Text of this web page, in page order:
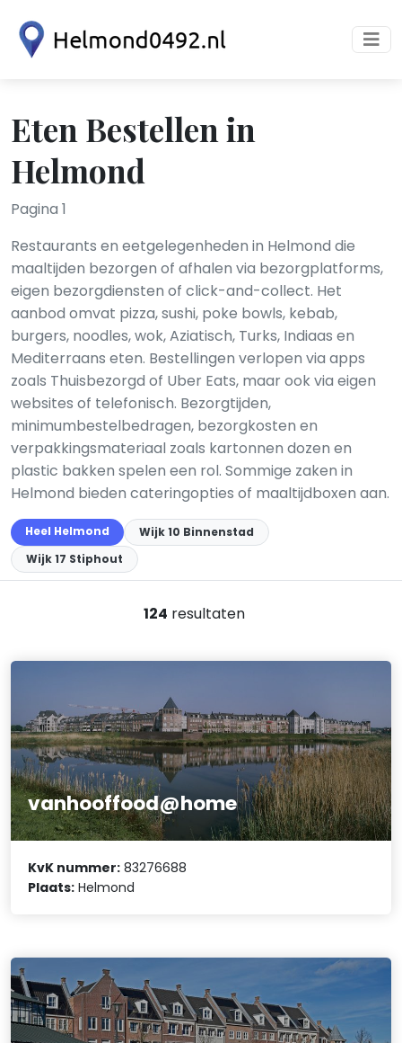
Eten Bestellen in
Helmond
Pagina 1
Restaurants en eetgelegenheden in Helmond die
maaltijden bezorgen of afhalen via bezorgplatforms,
eigen bezorgdiensten of click-and-collect. Het
aanbod omvat pizza, sushi, poke bowls, kebab,
burgers, noodles, wok, Aziatisch, Turks, Indiaas en
Mediterraans eten. Bestellingen verlopen via apps
zoals Thuisbezorgd of Uber Eats, maar ook via eigen
websites of telefonisch. Bezorgtijden,
minimumbestelbedragen, bezorgkosten en
verpakkingsmateriaal zoals kartonnen dozen en
plastic bakken spelen een rol. Sommige zaken in
Helmond bieden cateringopties of maaltijdboxen aan.
Heel Helmond
Wijk 10 Binnenstad
Wijk 17 Stiphout
124 resultaten
vanhooffood@home
KvK nummer: 83276688
Plaats: Helmond